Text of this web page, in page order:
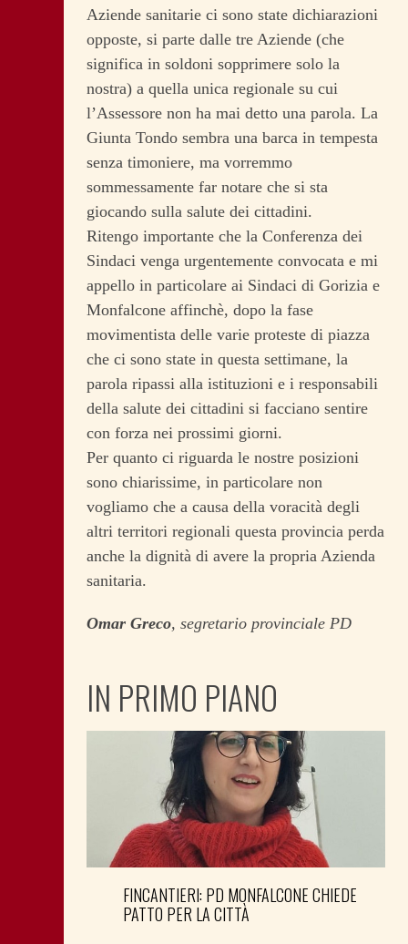
Aziende sanitarie ci sono state dichiarazioni
opposte, si parte dalle tre Aziende (che
significa in soldoni sopprimere solo la
nostra) a quella unica regionale su cui
l’Assessore non ha mai detto una parola. La
Giunta Tondo sembra una barca in tempesta
senza timoniere, ma vorremmo
sommessamente far notare che si sta
giocando sulla salute dei cittadini.
Ritengo importante che la Conferenza dei
Sindaci venga urgentemente convocata e mi
appello in particolare ai Sindaci di Gorizia e
Monfalcone affinchè, dopo la fase
movimentista delle varie proteste di piazza
che ci sono state in questa settimane, la
parola ripassi alla istituzioni e i responsabili
della salute dei cittadini si facciano sentire
con forza nei prossimi giorni.
Per quanto ci riguarda le nostre posizioni
sono chiarissime, in particolare non
vogliamo che a causa della voracità degli
altri territori regionali questa provincia perda
anche la dignità di avere la propria Azienda
sanitaria.
Omar Greco, segretario provinciale PD
IN PRIMO PIANO
FINCANTIERI: PD MONFALCONE CHIEDE
PATTO PER LA CITTÀ